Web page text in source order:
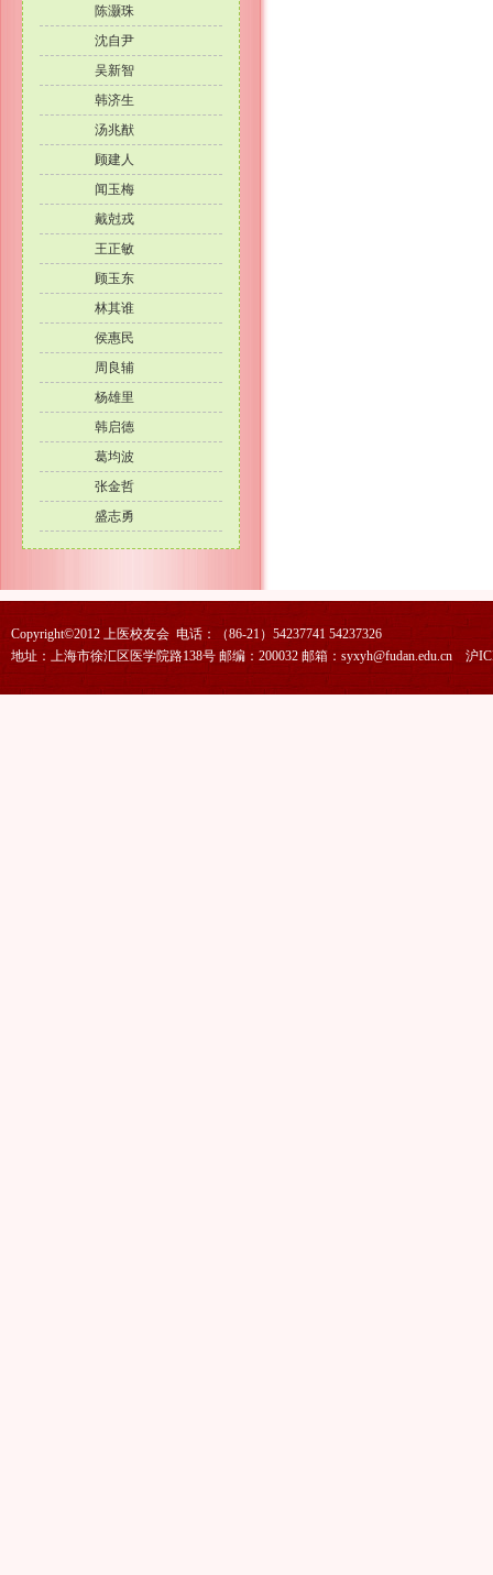
陈灏珠
沈自尹
吴新智
韩济生
汤兆猷
顾建人
闻玉梅
戴尅戎
王正敏
顾玉东
林其谁
侯惠民
周良辅
杨雄里
韩启德
葛均波
张金哲
盛志勇
Copyright©2012 上医校友会 电话：（86-21）54237741 54237326
地址：上海市徐汇区医学院路138号 邮编：200032 邮箱：syxyh@fudan.edu.cn 沪